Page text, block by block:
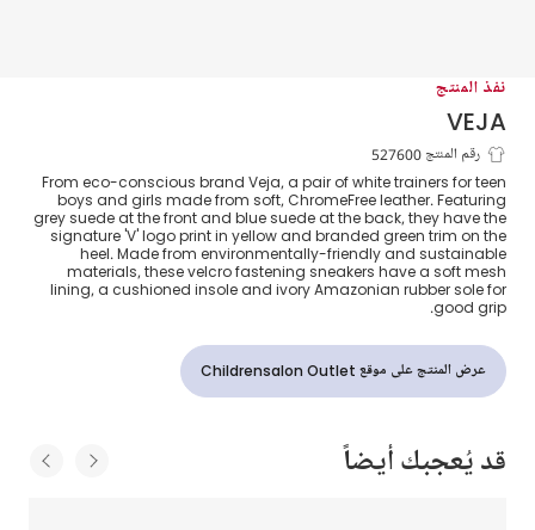
نفذ المنتج
VEJA
حذاء رياضي V-12 جلد لون أبيض
رقم المنتج 527600
From eco-conscious brand Veja, a pair of white trainers for teen
boys and girls made from soft, ChromeFree leather. Featuring
grey suede at the front and blue suede at the back, they have the
signature 'V' logo print in yellow and branded green trim on the
heel. Made from environmentally-friendly and sustainable
materials, these velcro fastening sneakers have a soft mesh
lining, a cushioned insole and ivory Amazonian rubber sole for
good grip.
عرض المنتج على موقع Childrensalon Outlet
قد يُعجبك أيضاً